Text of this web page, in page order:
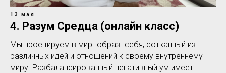
13 мая
4. Разум Средца (онлайн класс)
Мы проецируем в мир "образ" себя, сотканный из
различных идей и отношений к своему внутреннему
миру. Разбалансированный негативный ум имеет